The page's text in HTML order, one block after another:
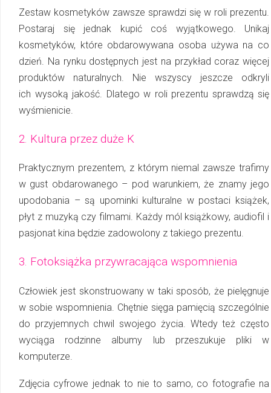
Zestaw kosmetyków zawsze sprawdzi się w roli prezentu.
Postaraj się jednak kupić coś wyjątkowego. Unikaj
kosmetyków, które obdarowywana osoba używa na co
dzień. Na rynku dostępnych jest na przykład coraz więcej
produktów naturalnych. Nie wszyscy jeszcze odkryli
ich wysoką jakość. Dlatego w roli prezentu sprawdzą się
wyśmienicie.
2. Kultura przez duże K
Praktycznym prezentem, z którym niemal zawsze trafimy
w gust obdarowanego – pod warunkiem, że znamy jego
upodobania – są upominki kulturalne w postaci książek,
płyt z mu­zy­ką czy filmami. Każdy mól książkowy, audiofil i
pasjonat kina będzie zadowolony z ta­kie­go prezentu.
3. Fotoksiążka przywracająca wspomnienia
Człowiek jest skonstruowany w taki sposób, że pielęgnuje
w sobie wspomnienia. Chętnie sięga pamięcią szczególnie
do przyjemnych chwil swojego życia. Wtedy też często
wy­cią­ga rodzinne albumy lub przeszukuje pliki w
komputerze.
Zdjęcia cyfrowe jednak to nie to samo, co fotografie na